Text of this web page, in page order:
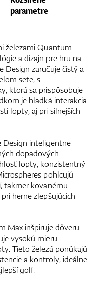
parametre
železami Quantum
a dizajn pre hru na
Design zaručuje čistý a
sete, s
ktorá sa prispôsobuje
je hladká interakcia
lopty, aj pri silnejších
Design inteligentne
dopadových
lopty, konzistentný
pohlcujú
takmer kovanému
herne zlepšujúcich
Max inšpiruje dôveru
vysokú mieru
Tieto železá ponúkajú
a kontroly, ideálne
golf.